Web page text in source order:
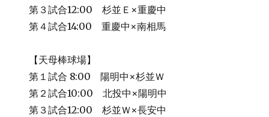
第３試合12:00 杉並Ｅ×重慶中
第４試合14:00 重慶中×南相馬
【天母棒球場】
第１試合 8:00 陽明中×杉並Ｗ
第２試合10:00 北投中×陽明中
第３試合12:00 杉並Ｗ×長安中